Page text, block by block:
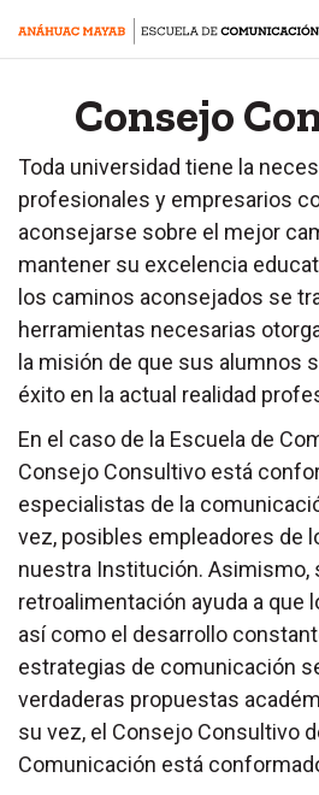
Consejo
Toda universidad tiene la
profesionales y empresarios
aconsejarse sobre el mejor
mantener su excelencia
los caminos aconsejados se
herramientas necesarias
la misión de que sus alumnos
éxito en la actual realidad
En el caso de la Escuela de
Consejo Consultivo está
especialistas de la
vez, posibles empleadores de
nuestra Institución. Asimismo,
retroalimentación ayuda a que
así como el desarrollo
estrategias de comunicación
verdaderas propuestas
su vez, el Consejo Consultivo
Comunicación está